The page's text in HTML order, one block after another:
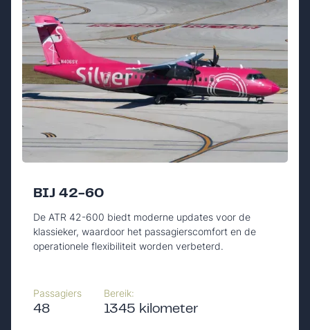
BIJ 42-60
De ATR 42-600 biedt moderne updates voor de
klassieker, waardoor het passagierscomfort en de
operationele flexibiliteit worden verbeterd.
Passagiers
48
Bereik:
1345 kilometer